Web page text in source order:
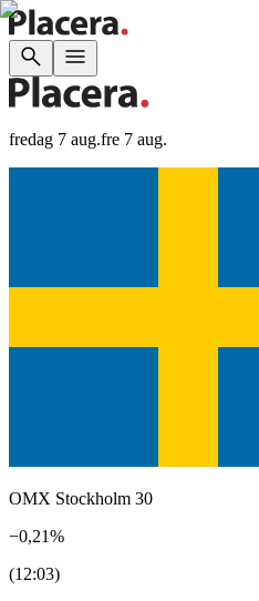
fredag 7 aug.fre 7 aug.
OMX Stockholm 30
−0,21%
(12:03)